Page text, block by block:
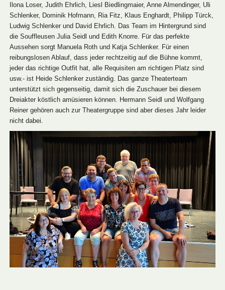
Ilona Loser, Judith Ehrlich, Liesl Biedlingmaier, Anne Almendinger, Uli
Schlenker, Dominik Hofmann, Ria Fitz, Klaus Enghardt, Philipp Türck,
Ludwig Schlenker und David Ehrlich. Das Team im Hintergrund sind
die Souffleusen Julia Seidl und Edith Knorre. Für das perfekte
Aussehen sorgt Manuela Roth und Katja Schlenker. Für einen
reibungslosen Ablauf, dass jeder rechtzeitig auf die Bühne kommt,
jeder das richtige Outfit hat, alle Requisiten am richtigen Platz sind
usw.- ist Heide Schlenker zuständig. Das ganze Theaterteam
unterstützt sich gegenseitig, damit sich die Zuschauer bei diesem
Dreiakter köstlich amüsieren können. Hermann Seidl und Wolfgang
Reiner gehören auch zur Theatergruppe sind aber dieses Jahr leider
nicht dabei.